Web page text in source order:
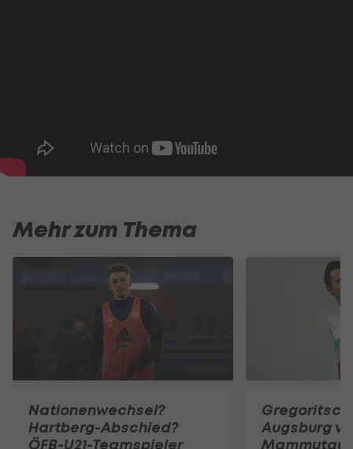
Mehr zum Thema
Nationenwechsel?
Hartberg-Abschied?
ÖFB-U21-Teamspieler
Gregoritsch
Augsburg